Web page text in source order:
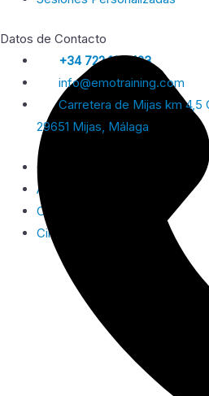
Datos de Contacto
+34 722 165 423
info@emotraining.com
Carretera de Mijas km 4,5
29651 Mijas, Málaga
© 2026 Emotraining
Aviso Legal y Privacidad
Cookies
Cinpy Marketing Online